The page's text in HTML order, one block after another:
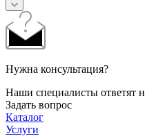
Нужна консультация?
Наши специалисты ответят
Задать вопрос
Каталог
Услуги